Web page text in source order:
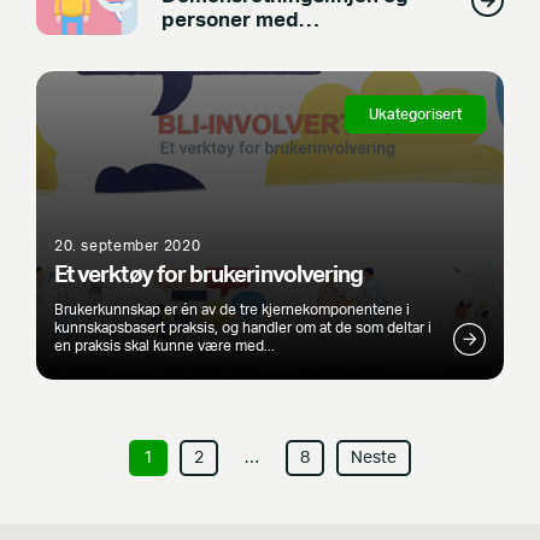
personer med
Ukategorisert
20. september 2020
Et verktøy for brukerinvolvering
Brukerkunnskap er én av de tre kjernekomponentene i
kunnskapsbasert praksis, og handler om at de som deltar i
en praksis skal kunne være med...
1 2 … 8 Neste